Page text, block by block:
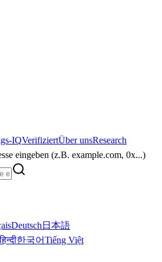
IQVerifiziertÜber unsResearch
eingeben (z.B. example.com, 0x...)
Deutsch 日本語
हिन्दी한국어Tiếng Việt